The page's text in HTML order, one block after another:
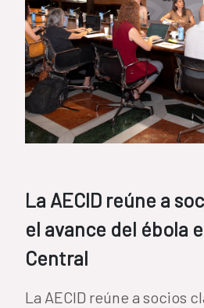
La AECID reúne a
el avance del ébola
Central
La AECID reúne a socios